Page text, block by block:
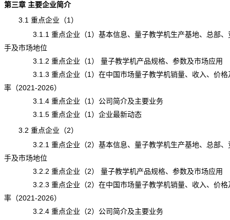
第三章 主要企业简介
3.1 重点企业（1）
3.1.1 重点企业（1）基本信息、量子教学机生产基地、总部、
手及市场地位
3.1.2 重点企业（1） 量子教学机产品规格、参数及市场应用
3.1.3 重点企业（1）在中国市场量子教学机销量、收入、价格
率（2021-2026）
3.1.4 重点企业（1）公司简介及主要业务
3.1.5 重点企业（1）企业最新动态
3.2 重点企业（2）
3.2.1 重点企业（2）基本信息、量子教学机生产基地、总部、
手及市场地位
3.2.2 重点企业（2） 量子教学机产品规格、参数及市场应用
3.2.3 重点企业（2）在中国市场量子教学机销量、收入、价格
率（2021-2026）
3.2.4 重点企业（2）公司简介及主要业务